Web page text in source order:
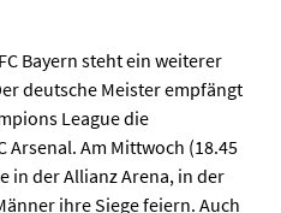
Bayern steht ein weiterer
deutsche Meister empfängt
League die
Arsenal. Am Mittwoch (18.45
in der Allianz Arena, in der
ihre Siege feiern. Auch